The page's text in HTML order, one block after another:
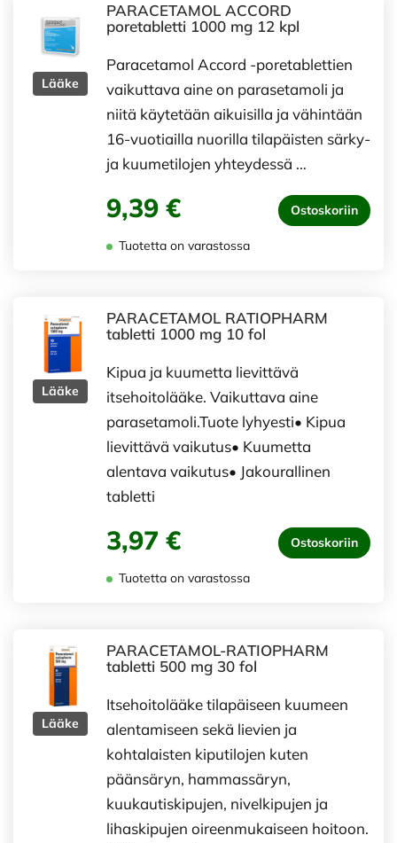
Lääke
PARACETAMOL ACCORD
poretabletti 1000 mg 12 kpl
Paracetamol Accord -poretablettien
vaikuttava aine on parasetamoli ja
niitä käytetään aikuisilla ja vähintään
16-vuotiailla nuorilla tilapäisten särky-
ja kuumetilojen yhteydessä …
9,39 € Ostoskoriin
Tuotetta on varastossa
Lääke
PARACETAMOL RATIOPHARM
tabletti 1000 mg 10 fol
Kipua ja kuumetta lievittävä
itsehoitolääke. Vaikuttava aine
parasetamoli.Tuote lyhyesti• Kipua
lievittävä vaikutus• Kuumetta
alentava vaikutus• Jakourallinen
tabletti
3,97 € Ostoskoriin
Tuotetta on varastossa
Lääke
PARACETAMOL-RATIOPHARM
tabletti 500 mg 30 fol
Itsehoitolääke tilapäiseen kuumeen
alentamiseen sekä lievien ja
kohtalaisten kiputilojen kuten
päänsäryn, hammassäryn,
kuukautiskipujen, nivelkipujen ja
lihaskipujen oireenmukaiseen hoitoon.